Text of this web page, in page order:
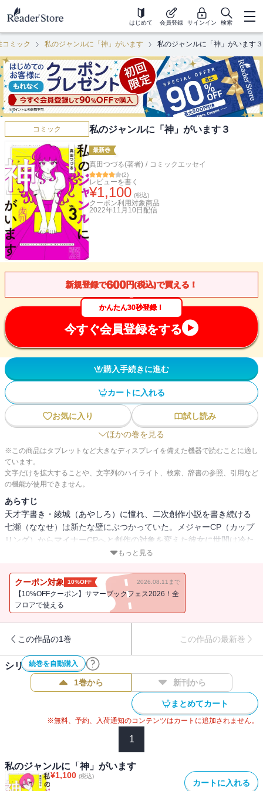
はじめて 会員登録 サインイン 検索
コミック 私のジャンルに「神」がいます 私のジャンルに「神」がいます３
コミック 私のジャンルに「神」がいます３
最新巻
真田つづる(著者) / コミックエッセイ
(2)
レビューを書く
¥1,100 (税込)
クーポン利用対象商品
2022年11月10日 配信
新規登録で600円(税込)で買える！
かんたん30秒登録！
今すぐ会員登録をする
購入手続きに進む
カートに入れる
お気に入り
試し読み
ほかの巻を見る
※この商品はタブレットなど大きなディスプレイを備えた機器で読むことに適し
ています。
文字だけを拡大することや、文字列のハイライト、検索、辞書の参照、引用など
の機能が使用できません。
あらすじ
天才字書き・綾城（あやしろ）に憧れ、二次創作小説を書き続ける
七瀬（ななせ）は新たな壁にぶつかっていた。メジャーCP（カップ
リング）からマイナーCPへと創作の対象を変えた彼女に世間は冷た
く、心無い言葉に心は削られていく。すべては無駄な努力なのか、
彼女の前にある人物が現れる――。二次創作に対して圧倒的な熱量
を注ぐ創作者たちを描く大人気シリーズ「同人女の感情」、書籍化
第３弾！書籍描きおろしとして、天才字書き・綾城（あやしろ）が
もっと見る
クーポン対象 10%OFF 2026.08.11まで
【10%OFFクーポン】サマーブックフェス2026！全
フロアで使える
この作品の1巻 この作品の最新巻
続巻を自動購入
シリーズ作品(3件)
1巻から 新刊から
まとめてカート
※無料、予約、入荷通知のコンテンツはカートに追加されません。
1
私のジャンルに「神」がいます
¥1,100 (税込)
カートに入れる